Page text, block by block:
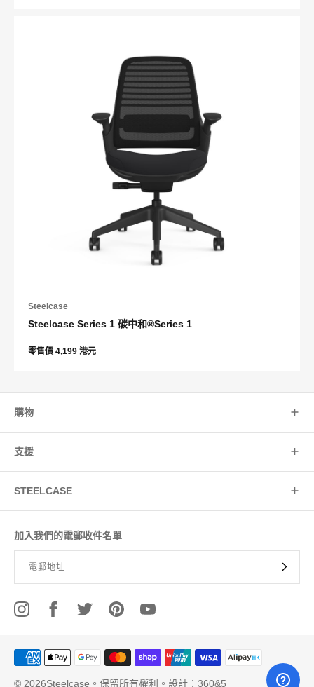
Steelcase
Steelcase Series 1 碳中和®Series 1
零售價 4,199 港元
加入我們的電郵收件名單
購物
支援
STEELCASE
© 2026Steelcase。保留所有權利。設計：360&5